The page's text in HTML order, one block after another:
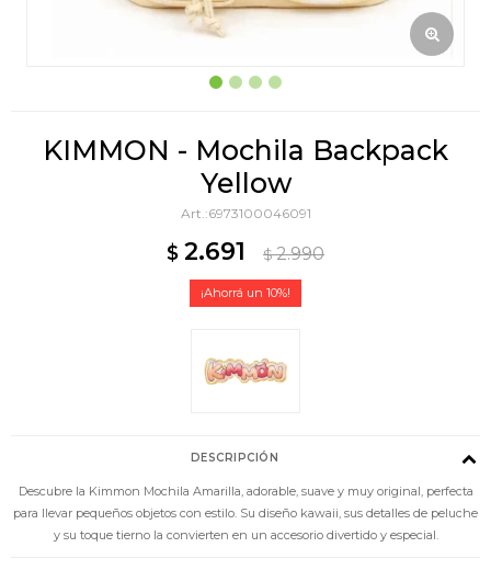
KIMMON - Mochila Backpack
Yellow
6973100046091
$ 2.691 $ 2.990
10
DESCRIPCIÓN
Descubre la Kimmon Mochila Amarilla, adorable, suave y muy original, perfecta
para llevar pequeños objetos con estilo. Su diseño kawaii, sus detalles de peluche
y su toque tierno la convierten en un accesorio divertido y especial.